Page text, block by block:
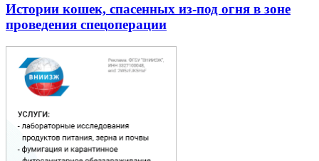
Истории кошек, спасенных из-под огня в зоне
проведения спецоперации